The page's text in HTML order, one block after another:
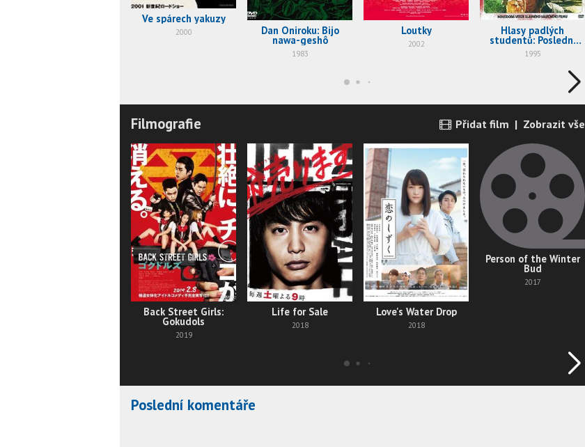
Ve spárech yakuzy
2000 Dan Oniroku: Bijo
nawa-geshô
1983
Loutky
2002
Hlasy padlých
studentů: Poslední
kamarádi
1995
Filmografie Přidat film | Zobrazit vše
Back Street Girls:
Gokudols
2019
Life for Sale
2018
Love's Water Drop
2018
Person of the Winter
Bud
2017
Poslední komentáře